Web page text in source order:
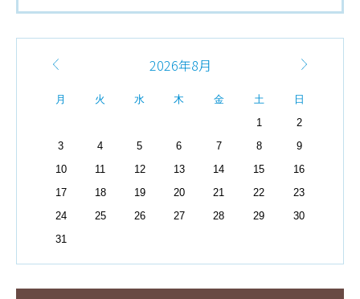
2026年8月
月 火 水 木 金 土
日
1
2
3
4 5 6 7 8
9
10
11 12 13 14 15
16
17
18 19 20 21 22
23
24
25 26 27 28 29
30
31